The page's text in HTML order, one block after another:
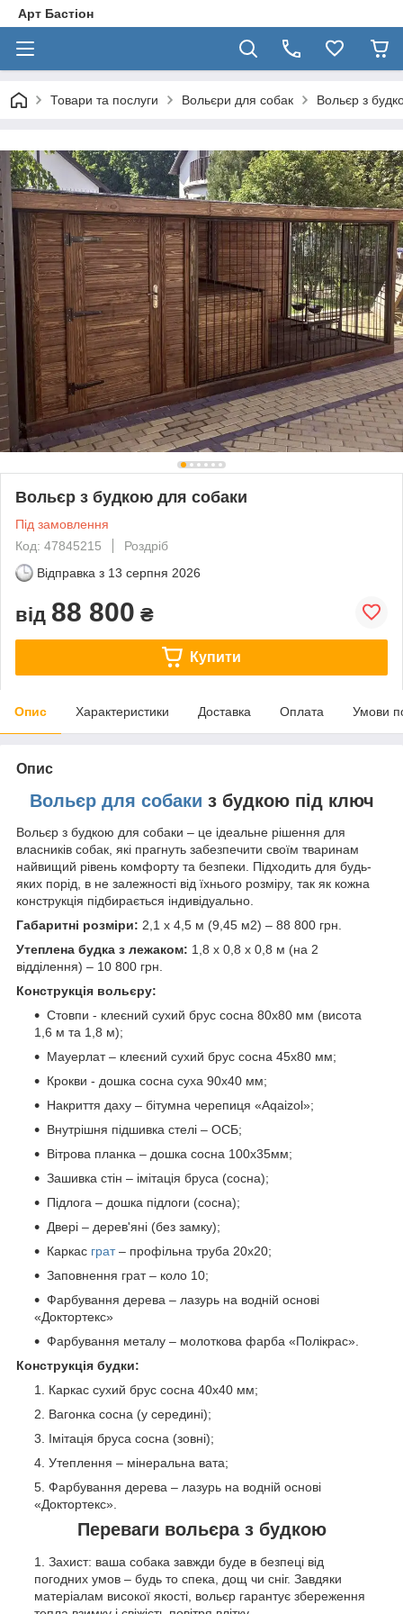
Арт Бастіон
Товари та послуги Вольєри для собак Вольєр з
Вольєр з будкою для собаки
Під замовлення
Код: 47845215
Роздріб
Відправка з 13 серпня 2026
від 88 800 ₴
Купити
Опис Характеристики Доставка Оплата Умови
Опис
Вольєр для собаки з будкою під ключ
Вольєр з будкою для собаки – це ідеальне рішення для
власників собак, які прагнуть забезпечити своїм тваринам
найвищий рівень комфорту та безпеки. Підходить для будь-
яких порід, в не залежності від їхнього розміру, так як кожна
конструкція підбирається індивідуально.
Габаритні розміри: 2,1 х 4,5 м (9,45 м2) – 88 800 грн.
Утеплена будка з лежаком: 1,8 х 0,8 х 0,8 м (на 2
відділення) – 10 800 грн.
Конструкція вольєру:
Стовпи - клеєний сухий брус сосна 80х80 мм (висота
1,6 м та 1,8 м);
Мауерлат – клеєний сухий брус сосна 45х80 мм;
Крокви - дошка сосна суха 90х40 мм;
Накриття даху – бітумна черепиця «Aqaizol»;
Внутрішня підшивка стелі – ОСБ;
Вітрова планка – дошка сосна 100х35мм;
Зашивка стін – імітація бруса (сосна);
Підлога – дошка підлоги (сосна);
Двері – дерев'яні (без замку);
Каркас грат– профільна труба 20х20;
Заповнення грат – коло 10;
Фарбування дерева – лазурь на водній основі
«Доктортекс»
Фарбування металу – молоткова фарба «Полікрас».
Конструкція будки:
Каркас сухий брус сосна 40х40 мм;
Вагонка сосна (у середині);
Імітація бруса сосна (зовні);
Утеплення – мінеральна вата;
Фарбування дерева – лазурь на водній основі
«Доктортекс».
Переваги вольєра з будкою
Захист: ваша собака завжди буде в безпеці від
погодних умов – будь то спека, дощ чи сніг. Завдяки
матеріалам високої якості, вольєр гарантує збереження